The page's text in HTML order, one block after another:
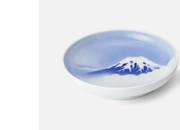
茶器揃い
丼
蓋物